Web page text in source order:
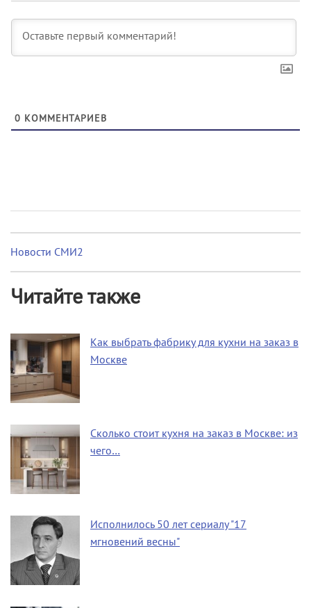
0 КОММЕНТАРИЕВ
Новости СМИ2
Читайте также
Как выбрать фабрику для кухни на заказ в
Москве
Сколько стоит кухня на заказ в Москве: из
чего…
Исполнилось 50 лет сериалу "17
мгновений весны"